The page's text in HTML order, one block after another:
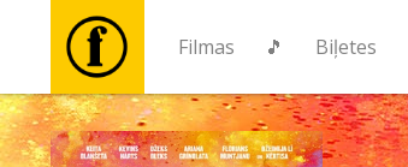
Filmas 🎵 Biļetes
Filmas